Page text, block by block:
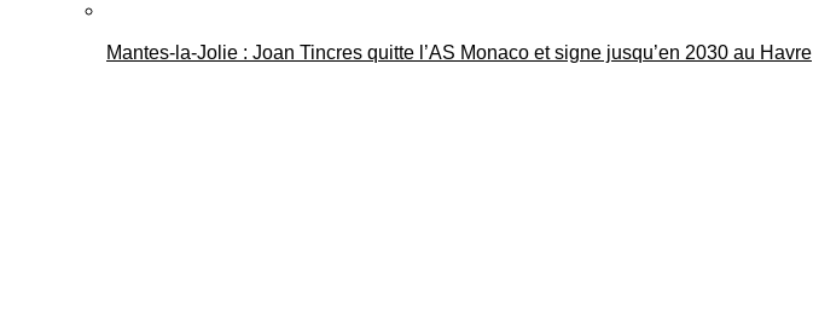
Mantes-la-Jolie : Joan Tincres quitte l’AS Monaco et signe jusqu’en 2030 au Havre